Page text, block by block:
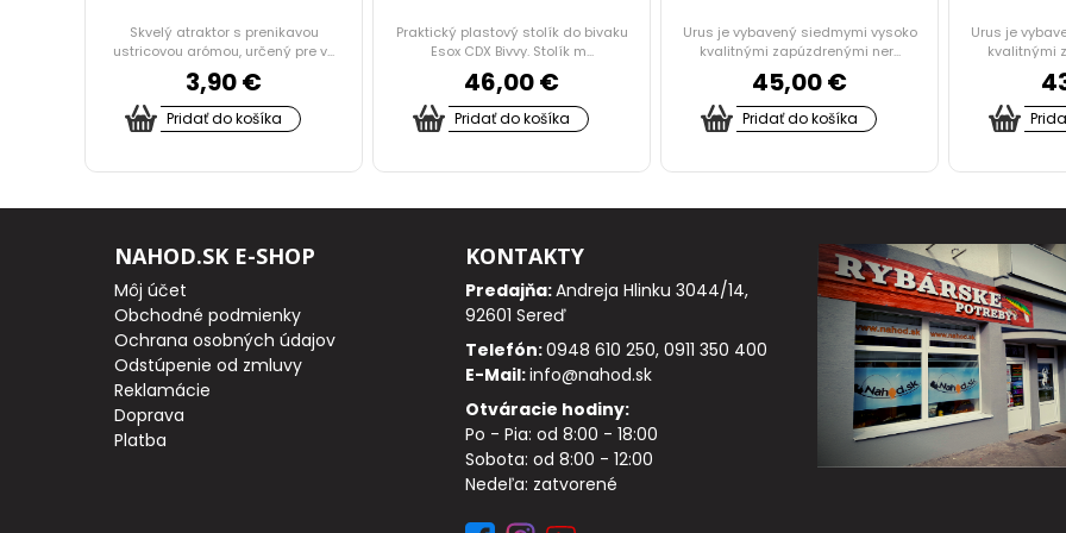
Skvelý atraktor s prenikavou
ustricovou arómou, určený pre v...
3,90 €
Pridať do košíka
Praktický plastový stolík do bivaku
Esox CDX Bivvy. Stolík m...
46,00 €
Pridať do košíka
Urus je vybavený siedmymi vysoko
kvalitnými zapúzdrenými ner...
45,00 €
Pridať do košíka
Urus je
kvalitnými
NAHOD.SK E-SHOP
Môj účet
Obchodné podmienky
Ochrana osobných údajov
Odstúpenie od zmluvy
Reklamácie
Doprava
Platba
KONTAKTY
Predajňa:Andreja Hlinku 3044/14,
92601 Sereď
Telefón:0948 610 250, 0911 350 400
E-Mail:info@nahod.sk
Otváracie hodiny:
Po - Pia: od 8:00 - 18:00
Sobota: od 8:00 - 12:00
Nedeľa: zatvorené
BAITRUNNER
MULTIPLIKÁTORY
NÁHRADNÉ